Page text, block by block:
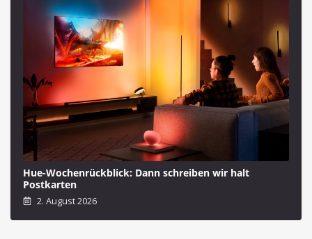
Hue-Wochenrückblick: Dann schreiben wir halt
Postkarten
2. August 2026